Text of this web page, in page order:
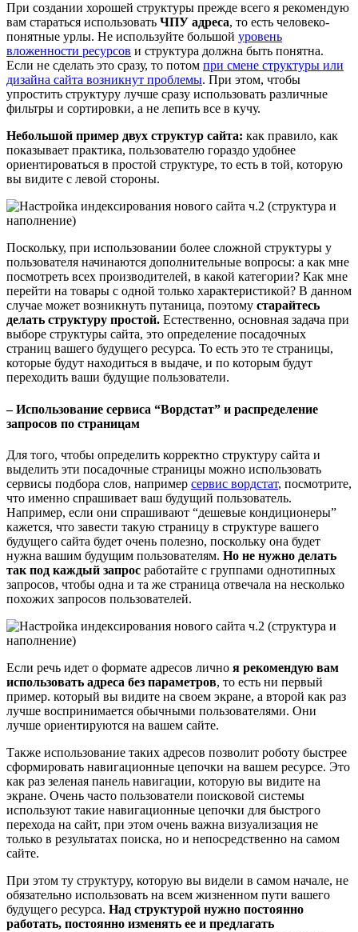
При создании хорошей структуры прежде всего я рекомендую
вам стараться использовать ЧПУ адреса, то есть человеко-
понятные урлы. Не используйте большой уровень
вложенности ресурсов и структура должна быть понятна.
Если не сделать это сразу, то потом при смене структуры или
дизайна сайта возникнут проблемы. При этом, чтобы
упростить структуру лучше сразу использовать различные
фильтры и сортировки, а не лепить все в кучу.
Небольшой пример двух структур сайта: как правило, как
показывает практика, пользователю гораздо удобнее
ориентироваться в простой структуре, то есть в той, которую
вы видите с левой стороны.
Поскольку, при использовании более сложной структуры у
пользователя начинаются дополнительные вопросы: а как мне
посмотреть всех производителей, в какой категории? Как мне
перейти на товары с одной только характеристикой? В данном
случае может возникнуть путаница, поэтому старайтесь
делать структуру простой. Естественно, основная задача при
выборе структуры сайта, это определение посадочных
страниц вашего будущего ресурса. То есть это те страницы,
которые будут находиться в выдаче, и по которым будут
переходить ваши будущие пользователи.
– Использование сервиса “Вордстат” и распределение
запросов по страницам
Для того, чтобы определить корректно структуру сайта и
выделить эти посадочные страницы можно использовать
сервисы подбора слов, например сервис вордстат, посмотрите,
что именно спрашивает ваш будущий пользователь.
Например, если они спрашивают “дешевые кондиционеры”
кажется, что завести такую страницу в структуре вашего
будущего сайта будет очень полезно, поскольку она будет
нужна вашим будущим пользователям. Но не нужно делать
так под каждый запрос работайте с группами однотипных
запросов, чтобы одна и та же страница отвечала на несколько
похожих запросов пользователей.
Если речь идет о формате адресов лично я рекомендую вам
использовать адреса без параметров, то есть ни первый
пример. который вы видите на своем экране, а второй как раз
лучше воспринимается обычными пользователями. Они
лучше ориентируются на вашем сайте.
Также использование таких адресов позволит роботу быстрее
сформировать навигационные цепочки на вашем ресурсе. Это
как раз зеленая панель навигации, которую вы видите на
экране. Очень часто пользователи поисковой системы
используют такие навигационные цепочки для быстрого
перехода на сайт, при этом очень важна визуализация не
только в результатах поиска, но и непосредственно на самом
сайте.
При этом ту структуру, которую вы видели в самом начале, не
обязательно использовать на всем жизненном пути вашего
будущего ресурса. Над структурой нужно постоянно
работать, постоянно изменять ее и предлагать